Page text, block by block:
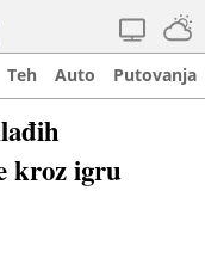
Teh Auto Putovanja
kroz igru